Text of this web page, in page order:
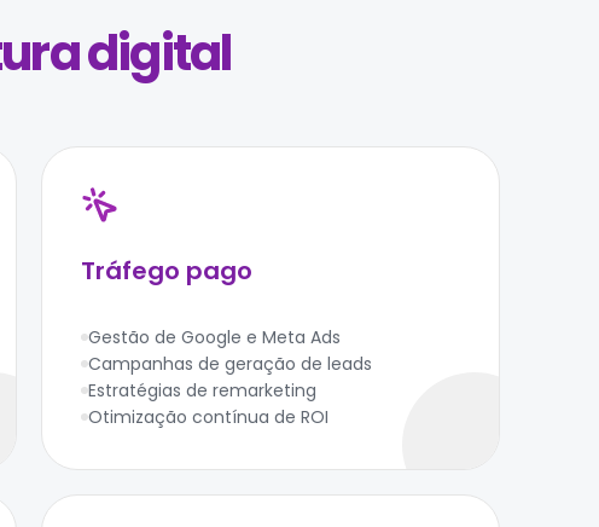
digital
Tráfego pago
Gestão de Google e Meta Ads
Campanhas de geração de leads
Estratégias de remarketing
Otimização contínua de ROI